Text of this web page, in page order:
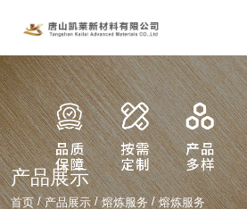
产品展示
首页/产品展示 /熔炼服务 /熔炼服务